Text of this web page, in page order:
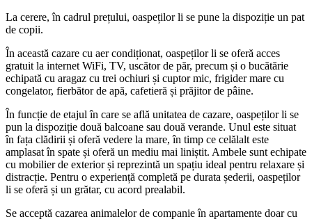
La cerere, în cadrul prețului, oaspeților li se pune la dispoziție un pat
de copii.
În această cazare cu aer condiționat, oaspeților li se oferă acces
gratuit la internet WiFi, TV, uscător de păr, precum și o bucătărie
echipată cu aragaz cu trei ochiuri și cuptor mic, frigider mare cu
congelator, fierbător de apă, cafetieră și prăjitor de pâine.
În funcție de etajul în care se află unitatea de cazare, oaspeților li se
pun la dispoziție două balcoane sau două verande. Unul este situat
în fața clădirii și oferă vedere la mare, în timp ce celălalt este
amplasat în spate și oferă un mediu mai liniștit. Ambele sunt echipate
cu mobilier de exterior și reprezintă un spațiu ideal pentru relaxare și
distracție. Pentru o experiență completă pe durata șederii, oaspeților
li se oferă și un grătar, cu acord prealabil.
Se acceptă cazarea animalelor de companie în apartamente doar cu